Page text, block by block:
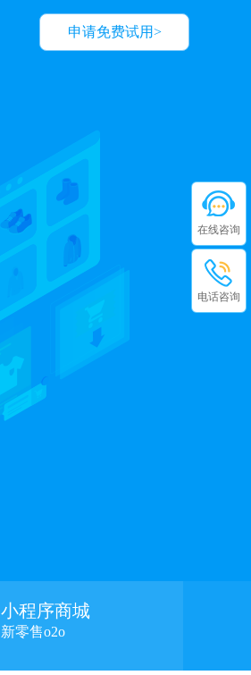
申请免费试用>
小程序商城
新零售o2o
在线咨询
电话咨询